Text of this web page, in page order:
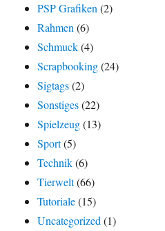
PSP Grafiken (2)
Rahmen (6)
Schmuck(4)
Scrapbooking(24)
Sigtags(2)
Sonstiges(22)
Spielzeug(13)
Sport(5)
Technik(6)
Tierwelt(66)
Tutoriale(15)
Uncategorized (1)